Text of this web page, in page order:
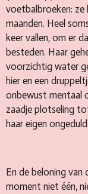
voetbalbroeken: ze
maanden. Heel
keer vallen, om er
besteden. Haar
voorzichtig water
hier en een
onbewust mentaal
zaadje plotseling
haar eigen
En de beloning
moment niet één,